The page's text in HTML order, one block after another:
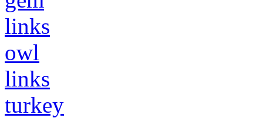
links
owl
links
turkey